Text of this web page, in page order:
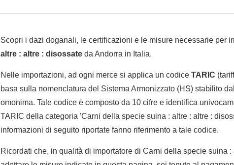
Scopri i dazi doganali, le certificazioni e le misure necessarie per
altre : altre : disossate da Andorra in Italia.
Nelle importazioni, ad ogni merce si applica un codice TARIC
basa sulla nomenclatura del Sistema Armonizzato (HS) stabilito
omonima. Tale codice è composto da 10 cifre e identifica
TARIC della categoria 'Carni della specie suina : altre : altre :
informazioni di seguito riportate fanno riferimento a tale codice.
Ricordati che, in qualità di importatore di Carni della specie suina :